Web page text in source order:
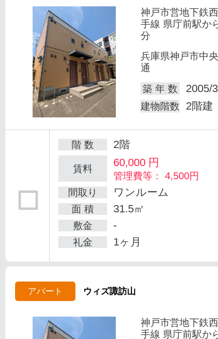
神戸市営地下鉄
手線 県庁前駅か
分
兵庫県神戸市中
通
築 年 数
2005/
建物階数 2階建
階 数 2階
賃料 60,000 円
管理費等： 4,500円
間取り
ワンルーム
面 積 31.5㎡
敷金 -
礼金 1ヶ月
アパート ウィズ諏訪山
神戸市営地下鉄
手線 県庁前駅か